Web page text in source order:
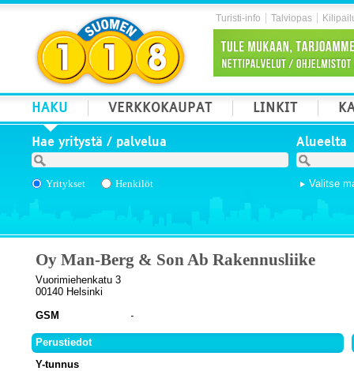
Turisti-info Talviopas
HAKU VERKKOKAUPAT LINKIT
Hae yritystä / palvelua
Yritykset Henkilöt
Alueelta
Valitse
Oy Man-Berg & Son Ab Rakennusliike
Vuorimiehenkatu 3
00140 Helsinki
GSM
Perustiedot
Y-tunnus